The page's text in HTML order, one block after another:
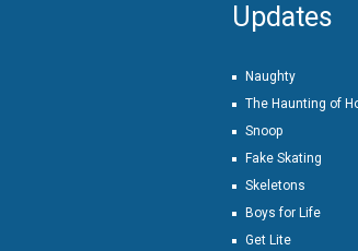
Updates
Naughty
The Haunting of
Snoop
Fake Skating
Skeletons
Boys for Life
Get Lite